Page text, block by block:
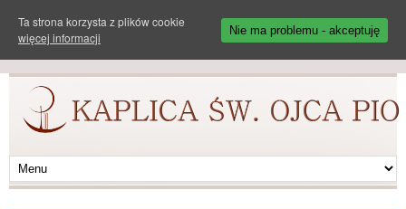
Ta strona korzysta z plików cookie
więcej informacji
Nie ma problemu - akceptuję